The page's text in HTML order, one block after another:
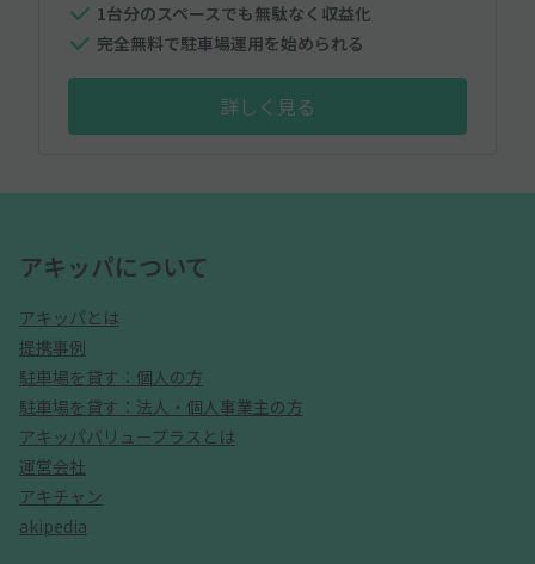
1台分のスペースでも無駄なく収益化
完全無料で駐車場運用を始められる
詳しく見る
アキッパについて
アキッパとは
提携事例
駐車場を貸す：個人の方
駐車場を貸す：法人・個人事業主の方
アキッパバリュープラスとは
運営会社
アキチャン
akipedia